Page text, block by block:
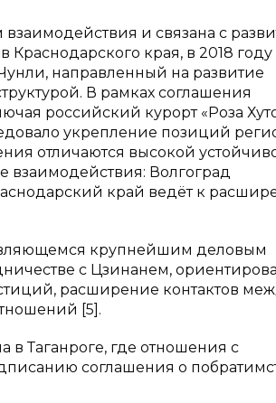
и связана с
Краснодарского края, в 2018
направленный на развитие
В рамках соглашения
российский курорт «Роза
укрепление позиций
отличаются высокой
взаимодействия: Волгоград
край ведёт к
крупнейшим деловым
с Цзинанем,
расширение контактов
[5].
в Таганроге, где отношения с
соглашения о